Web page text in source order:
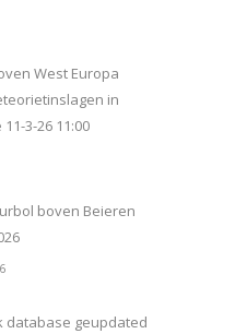
West Europa
in
3-26 11:00
boven Beieren
database geupdated